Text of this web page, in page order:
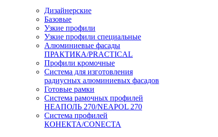
Дизайнерские
Базовые
Узкие профили
Узкие профили специальные
Алюминиевые фасады
ПРАКТИКА/PRACTICAL
Профили кромочные
Система для изготовления
радиусных алюминиевых фасадов
Готовые рамки
Система рамочных профилей
НЕАПОЛЬ 270/NEAPOL 270
Система профилей
КОНЕКТА/CONECTA